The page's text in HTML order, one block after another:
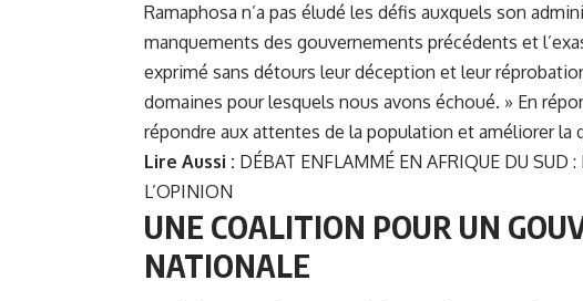
Ramaphosa n’a pas éludé les défis auxquels son
manquements des gouvernements précédents et
exprimé sans détours leur déception et leur
domaines pour lesquels nous avons échoué. » En
répondre aux attentes de la population et améliorer la
Lire Aussi : DÉBAT ENFLAMMÉ EN AFRIQUE DU SUD
L’OPINION
UNE COALITION POUR UN
NATIONALE